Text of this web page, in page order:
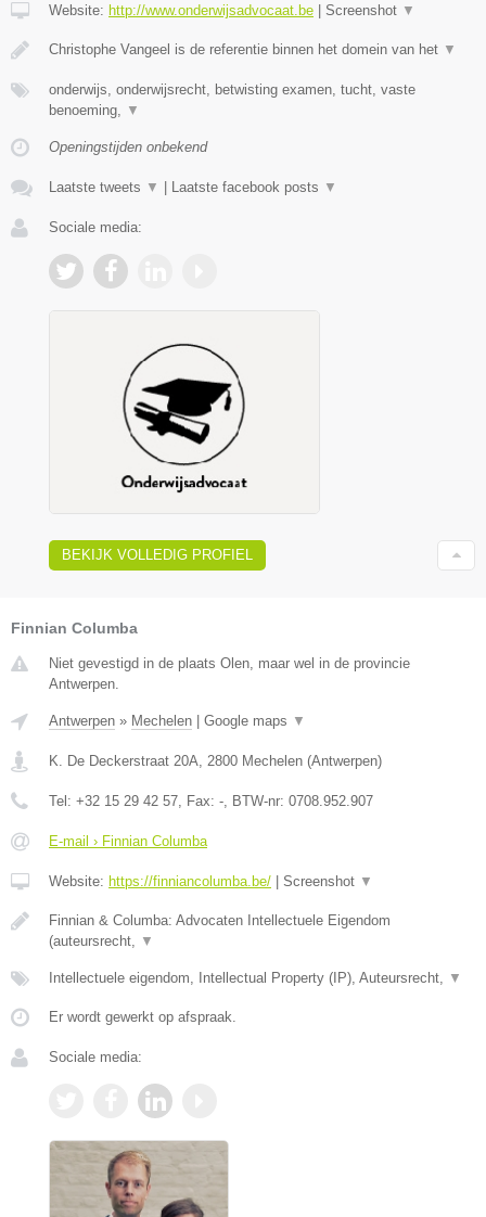
Website: http://www.onderwijsadvocaat.be Screenshot ▼
Christophe Vangeel is de referentie binnen het domein van het ▼
onderwijs, onderwijsrecht, betwisting examen, tucht, vaste
benoeming, ▼
Openingstijden onbekend
Laatste tweets ▼ Laatste facebook posts ▼
Sociale media:
BEKIJK VOLLEDIG PROFIEL
Finnian Columba
Niet gevestigd in de plaats Olen, maar wel in de provincie
Antwerpen.
Antwerpen » Mechelen | Google maps ▼
K. De Deckerstraat 20A 2800 Mechelen (Antwerpen)
Tel: +32 15 29 42 57 , Fax: - , BTW-nr: 0708.952.907
E-mail › Finnian Columba
Website: https://finniancolumba.be/ | Screenshot ▼
Finnian & Columba: Advocaten Intellectuele Eigendom
(auteursrecht,
▼
Intellectuele eigendom, Intellectual Property (IP), Auteursrecht, ▼
Er wordt gewerkt op afspraak.
Sociale media: